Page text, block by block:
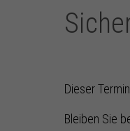
Dieser
Bleiben Sie